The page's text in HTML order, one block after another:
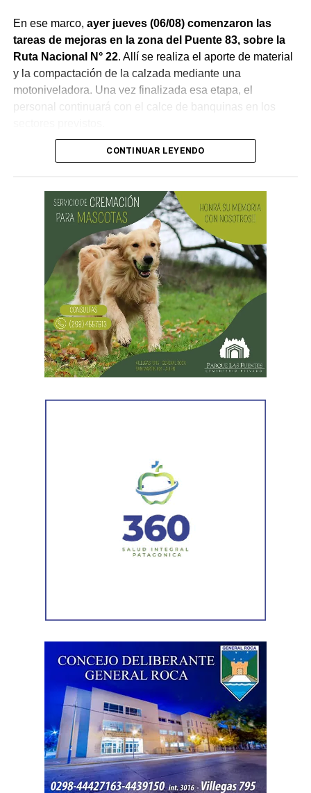
En ese marco, ayer jueves (06/08) comenzaron las
tareas de mejoras en la zona del Puente 83, sobre la
Ruta Nacional N° 22. Allí se realiza el aporte de material
y la compactación de la calzada mediante una
motoniveladora. Una vez finalizada esa etapa, el
personal continuará con el calce de banquinas en los
Desde Vialidad Nacional informaron que,durante las
próximas semanas, el operativo de bacheo será
reforzado con dos nuevas cuadrillas de trabajo y dos
camiones bacheadores, lo que permitirá incrementar
el ritmo de ejecución y optimizar las tareas de
mantenimiento en distintos puntos del Alto Valle.
Por otra parte, el organismo avanza con el relevamiento
sectores más deteriorados y mejorar las condiciones de
CONTINUAR LEYENDO